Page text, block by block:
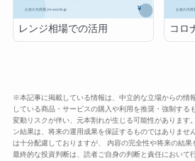
レンジ相場での活用 コロ
※本記事に掲載している情報は、中立的な立場からの情
している商品・サービスの購入や利用を推奨・強制する
変動リスクが伴い、元本割れが生じる可能性があります
ン結果は、将来の運用成果を保証するものではありませ
は十分配慮しておりますが、 内容の完全性や将来の結果
最終的な投資判断は、読者ご自身の判断と責任において